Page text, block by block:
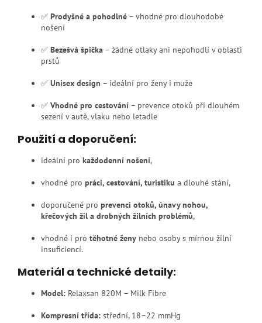
✅ Prodyšné a pohodlné – vhodné pro dlouhodobé
nošení
✅ Bezešvá špička – žádné otlaky ani nepohodlí v oblasti
prstů
✅ Unisex design – ideální pro ženy i muže
✅ Vhodné pro cestování – prevence otoků při dlouhém
sezení v autě, vlaku nebo letadle
Použití a doporučení:
ideální pro každodenní nošení,
vhodné pro práci, cestování, turistiku a dlouhé stání,
doporučené pro prevenci otoků, únavy nohou,
křečových žil a drobných žilních problémů,
vhodné i pro těhotné ženy nebo osoby s mírnou žilní
insuficiencí.
Materiál a technické detaily:
Model: Relaxsan 820M – Milk Fibre
Kompresní třída: střední, 18–22 mmHg